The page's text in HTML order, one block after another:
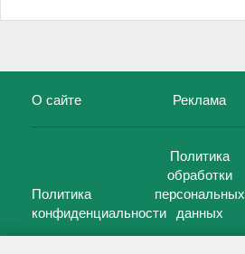
О сайте Реклама
Политика
конфиденциальности
Политика
обработки
персональных
данных